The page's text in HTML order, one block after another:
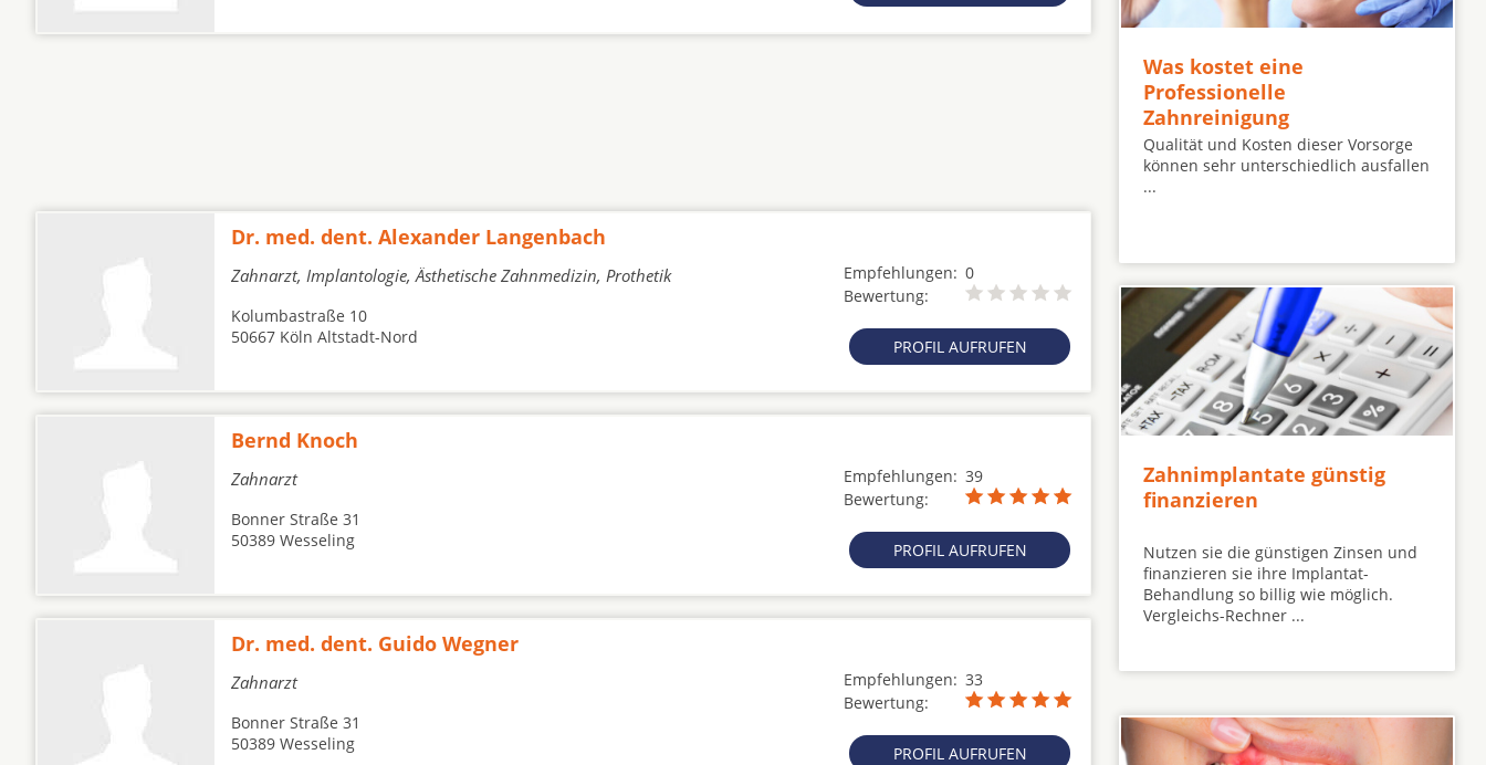
Dr. med. dent. Alexander Langenbach
Zahnarzt, Implantologie, Ästhetische Zahnmedizin, Prothetik Empfehlungen: 0
Bewertung:
PROFIL AUFRUFEN
Kolumbastraße 10
50667 Köln Altstadt-Nord
Bernd Knoch
Zahnarzt Empfehlungen: 39
Bewertung:
PROFIL AUFRUFEN
Bonner Straße 31
50389 Wesseling
Dr. med. dent. Guido Wegner
Zahnarzt Empfehlungen: 33
Bewertung:
PROFIL AUFRUFEN
Bonner Straße 31
50389 Wesseling
Was kostet eine
Professionelle
Zahnreinigung
Qualität und Kosten dieser Vorsorge
können sehr unterschiedlich ausfallen
...
Zahnimplantate günstig
finanzieren
Nutzen sie die günstigen Zinsen und
finanzieren sie ihre Implantat-
Behandlung so billig wie möglich.
Vergleichs-Rechner ...